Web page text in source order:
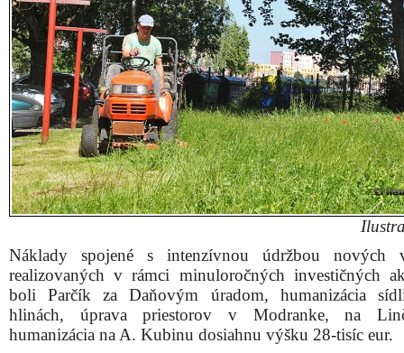
Náklady spojené s intenzívnou údržbou nových
realizovaných v rámci minuloročných investičných
boli Parčík za Daňovým úradom, humanizácia
hlinách, úprava priestorov v Modranke, na
humanizácia na A. Kubinu dosiahnu výšku 28-tisíc eur.